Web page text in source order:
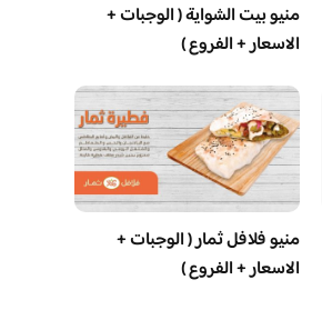
منيو بيت الشواية ( الوجبات +
الاسعار + الفروع )
منيو فلافل ثمار ( الوجبات +
الاسعار + الفروع )